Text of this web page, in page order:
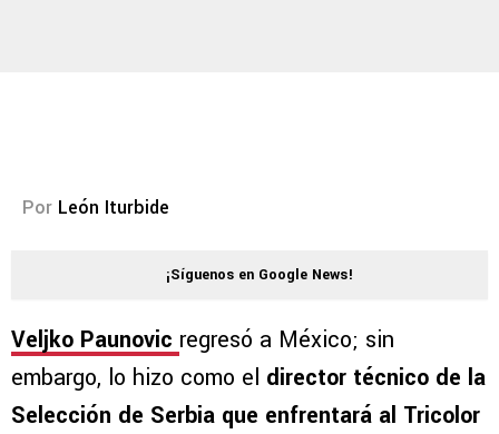
Por León Iturbide
¡Síguenos en Google News!
Veljko Paunovic regresó a México; sin
embargo, lo hizo como el director técnico de la
Selección de Serbia que enfrentará al Tricolor